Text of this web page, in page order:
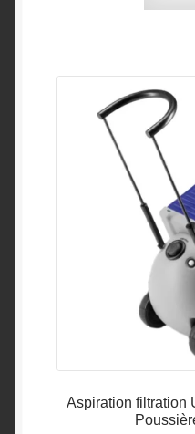
Aspiration filtration